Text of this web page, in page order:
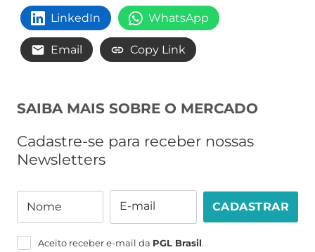
LinkedIn WhatsApp
Email Copy Link
SAIBA MAIS SOBRE O MERCADO
Cadastre-se para receber nossas
Newsletters
Nome
Nome E-mail CADASTRAR
Aceito receber e-mail da PGL Brasil.